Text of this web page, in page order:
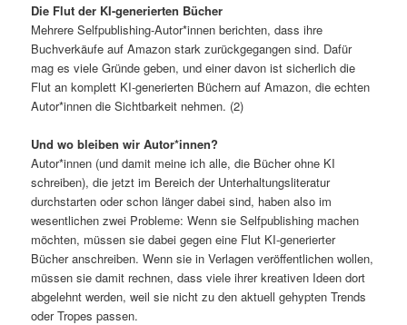
Die Flut der KI-generierten Bücher
Mehrere Selfpublishing-Autor*innen berichten, dass ihre
Buchverkäufe auf Amazon stark zurückgegangen sind. Dafür
mag es viele Gründe geben, und einer davon ist sicherlich die
Flut an komplett KI-generierten Büchern auf Amazon, die echten
Autor*innen die Sichtbarkeit nehmen. (2)
Und wo bleiben wir Autor*innen?
Autor*innen (und damit meine ich alle, die Bücher ohne KI
schreiben), die jetzt im Bereich der Unterhaltungsliteratur
durchstarten oder schon länger dabei sind, haben also im
wesentlichen zwei Probleme: Wenn sie Selfpublishing machen
möchten, müssen sie dabei gegen eine Flut KI-generierter
Bücher anschreiben. Wenn sie in Verlagen veröffentlichen wollen,
müssen sie damit rechnen, dass viele ihrer kreativen Ideen dort
abgelehnt werden, weil sie nicht zu den aktuell gehypten Trends
oder Tropes passen.